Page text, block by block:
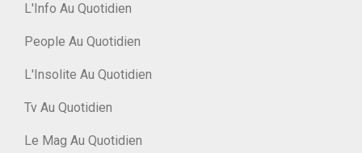
L'Info Au Quotidien
People Au Quotidien
L'Insolite Au Quotidien
Tv Au Quotidien
Le Mag Au Quotidien